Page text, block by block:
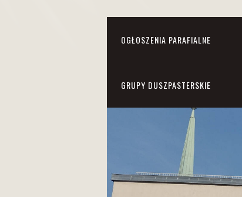
OGŁOSZENIA PARAFIALNE
GRUPY DUSZPASTERSKIE